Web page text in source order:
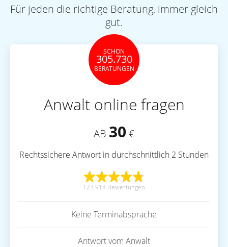
Für jeden die richtige Beratung, immer gleich
gut.
SCHON
305.730
BERATUNGEN
Anwalt online fragen
AB 30 €
Rechtssichere Antwort in durchschnittlich 2 Stunden
123.914 Bewertungen
Keine Terminabsprache
Antwort vom Anwalt